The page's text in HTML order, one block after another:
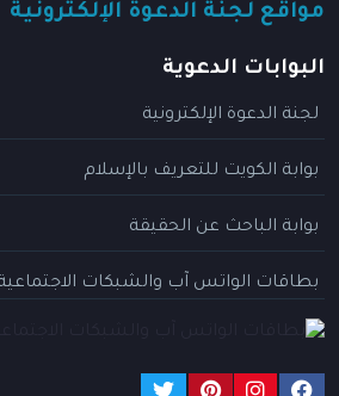
مواقع لجنة الدعوة الإلكترونية
البوابات الدعوية
لجنة الدعوة الإلكترونية
بوابة الكويت للتعريف بالإسلام
بوابة الباحث عن الحقيقة
بطاقات الواتس آب والشبكات